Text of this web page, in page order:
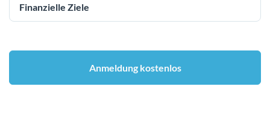
Finanzielle Ziele
Anmeldung kostenlos